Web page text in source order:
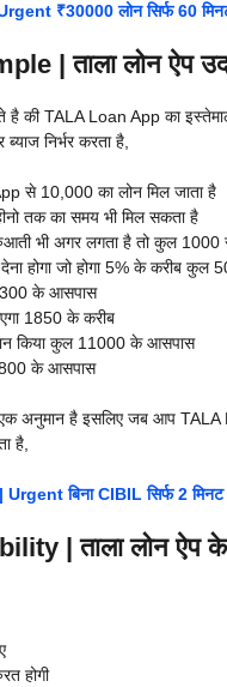
₹30000 लोन सिर्फ 60
| ताला लोन ऐप
की TALA Loan App का
निर्भर करता है,
से 10,000 का लोन मिल जाता है
तक का समय भी मिल सकता है
भी अगर लगता है तो कुल 1000
होगा जो होगा 5% के करीब कुल
के आसपास
1850 के करीब
किया कुल 11000 के आसपास
के आसपास
एक अनुमान है इसलिए जब आप
है,
बिना CIBIL सिर्फ 2
| ताला लोन ऐप के
होगी